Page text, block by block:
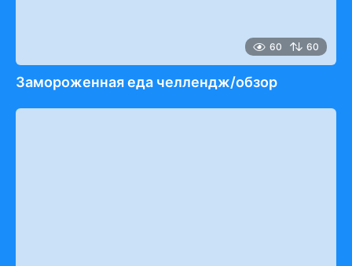
60 60
Замороженная еда челлендж/обзор